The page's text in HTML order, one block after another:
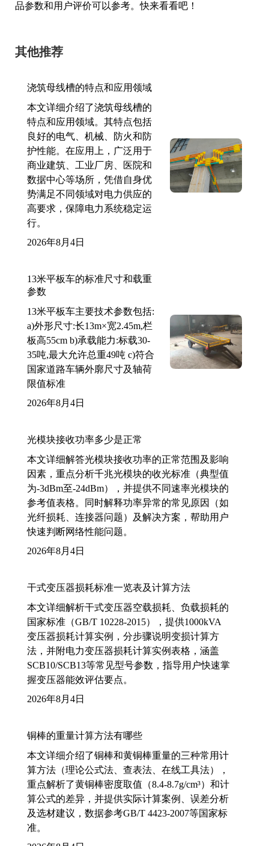
品参数和用户评价可以参考。快来看看吧！
其他推荐
浇筑母线槽的特点和应用领域
本文详细介绍了浇筑母线槽的
特点和应用领域。其特点包括
良好的电气、机械、防火和防
护性能。在应用上，广泛用于
商业建筑、工业厂房、医院和
数据中心等场所，凭借自身优
势满足不同领域对电力供应的
高要求，保障电力系统稳定运
行。
2026年8月4日
13米平板车的标准尺寸和载重
参数
13米平板车主要技术参数包括:
a)外形尺寸:长13m×宽2.45m,栏
板高55cm b)承载能力:标载30-
35吨,最大允许总重49吨 c)符合
国家道路车辆外廓尺寸及轴荷
限值标准
2026年8月4日
光模块接收功率多少是正常
本文详细解答光模块接收功率的正常范围及影响
因素，重点分析千兆光模块的收光标准（典型值
为-3dBm至-24dBm），并提供不同速率光模块的
参考值表格。同时解释功率异常的常见原因（如
光纤损耗、连接器问题）及解决方案，帮助用户
快速判断网络性能问题。
2026年8月4日
干式变压器损耗标准一览表及计算方法
本文详细解析干式变压器空载损耗、负载损耗的
国家标准（GB/T 10228-2015），提供1000kVA
变压器损耗计算实例，分步骤说明变损计算方
法，并附电力变压器损耗计算实例表格，涵盖
SCB10/SCB13等常见型号参数，指导用户快速掌
握变压器能效评估要点。
2026年8月4日
铜棒的重量计算方法有哪些
本文详细介绍了铜棒和黄铜棒重量的三种常用计
算方法（理论公式法、查表法、在线工具法），
重点解析了黄铜棒密度取值（8.4-8.7g/cm³）和计
算公式的差异，并提供实际计算案例、误差分析
及选材建议，数据参考GB/T 4423-2007等国家标
准。